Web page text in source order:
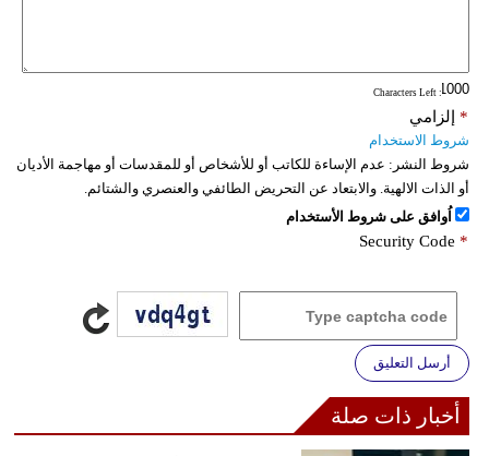
: Characters Left
إلزامي *
شروط الاستخدام
شروط النشر: عدم الإساءة للكاتب أو للأشخاص أو للمقدسات أو مهاجمة الأديان
أو الذات الالهية. والابتعاد عن التحريض الطائفي والعنصري والشتائم.
اُوافق على شروط الأستخدام
Security Code *
أرسل التعليق
أخبار ذات صلة